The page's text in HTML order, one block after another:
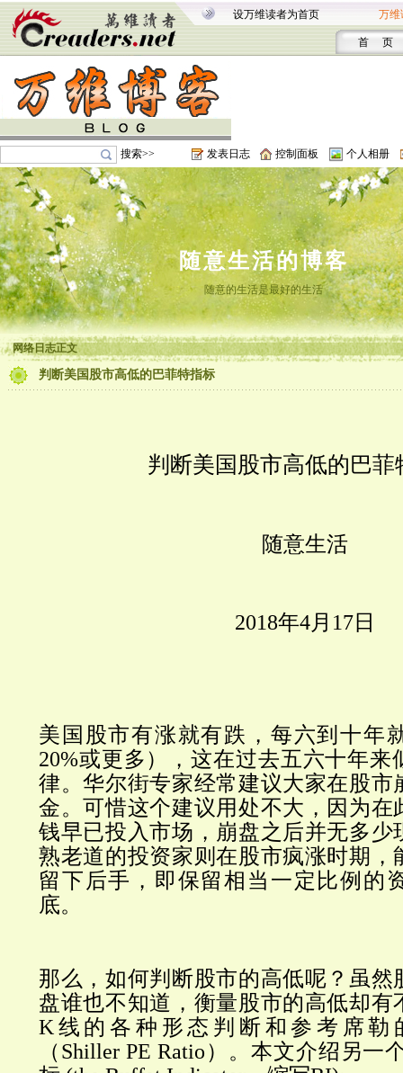
设万维读者为首页 万维
首 页
搜索>> 发表日志 控制面板 个人相册
随意生活的博客
随意的生活是最好的生活
网络日志正文
判断美国股市高低的巴菲特指标
判断美国股市高低的巴菲
随意生活
2018年4月17日
美国股市有涨就有跌，每六到十年
20%或更多），这在过去五六十年来
律。华尔街专家经常建议大家在股市
金。可惜这个建议用处不大，因为在
钱早已投入市场，崩盘之后并无多少
熟老道的投资家则在股市疯涨时期，
留下后手，即保留相当一定比例的
底。
那么，如何判断股市的高低呢？虽然
盘谁也不知道，衡量股市的高低却有
K线的各种形态判断和参考席勒
（Shiller PE Ratio）。本文介绍另一